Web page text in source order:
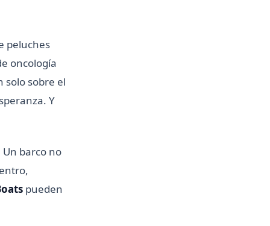
peluches
oncología
solo sobre el
Y
barco no
pueden